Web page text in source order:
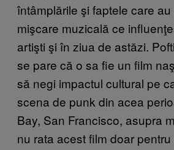
întâmplările şi faptele care
mişcare muzicală ce
artişti şi în ziua de astăzi.
se pare că o sa fie un film
să negi impactul cultural pe
scena de punk din acea
Bay, San Francisco, asupra
nu rata acest film doar